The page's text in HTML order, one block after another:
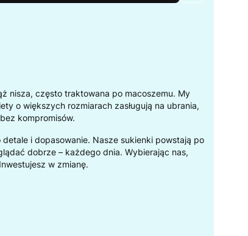
nisza, często traktowana po macoszemu. My
o większych rozmiarach zasługują na ubrania,
kompromisów.
i dopasowanie. Nasze sukienki powstają po
dobrze – każdego dnia. Wybierając nas,
w zmianę.